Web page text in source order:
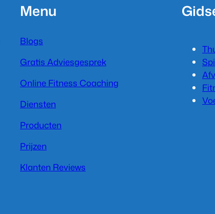
Menu
Blogs
Gratis Adviesgesprek
Online Fitness Coaching
Diensten
Producten
Prijzen
Klanten Reviews